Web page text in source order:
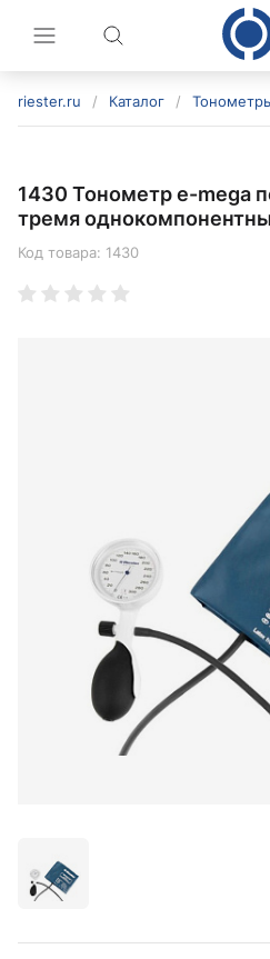
riester.ru / Каталог /
1430 Тонометр e-mega
тремя
Код товара: 1430